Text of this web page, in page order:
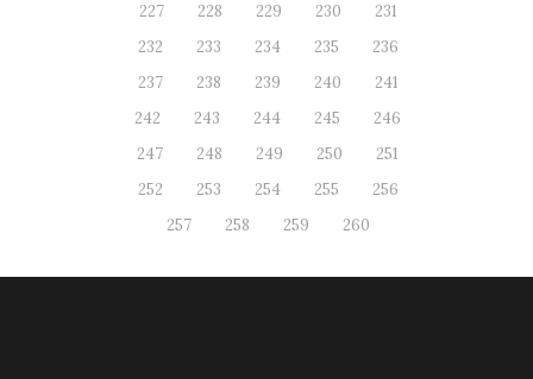
227
228 229 230
231
232
233 234 235
236
237
238 239 240
241
242
243 244 245
246
247
248 249 250
251
252
253 254 255
256
257
258 259 260